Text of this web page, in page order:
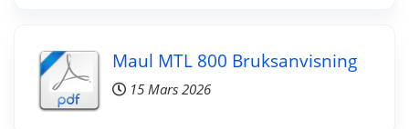
Maul MTL 800 Bruksanvisning
15 Mars 2026